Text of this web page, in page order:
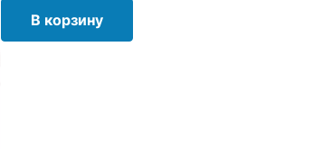
В корзину